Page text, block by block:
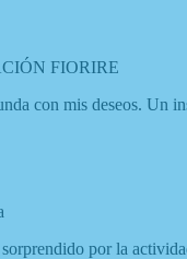
FIORIRE
con mis deseos. Un
por la